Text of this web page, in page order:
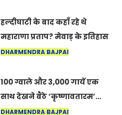
हल्दीघाटी के बाद कहाँ रहे थे
महाराणा प्रताप? मेवाड़ के इतिहास
का वह अनकहा अध्याय जो आज भी
DHARMENDRA BAJPAI
100 ग्वाले और 3,000 गायें एक
साथ देखने बैठे ‘कृष्णावतारम’…
नागपुर में दिखा ऐसा नज़ारा कि
DHARMENDRA BAJPAI